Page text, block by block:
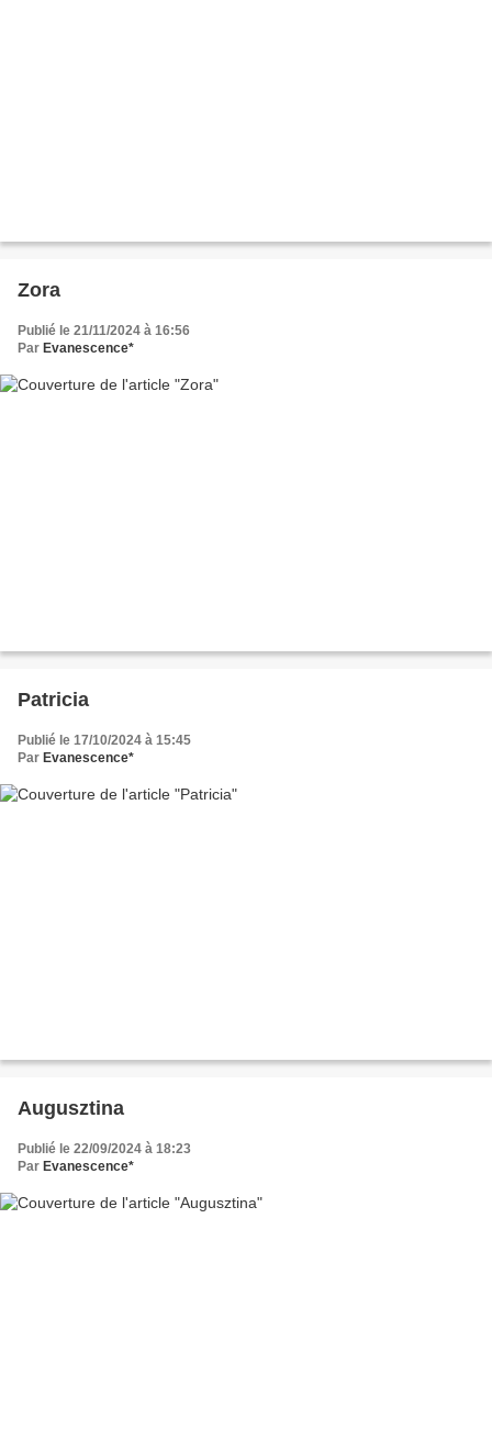
Zora
Publié le 21/11/2024 à 16:56
Par Evanescence*
Patricia
Publié le 17/10/2024 à 15:45
Par Evanescence*
Augusztina
Publié le 22/09/2024 à 18:23
Par Evanescence*